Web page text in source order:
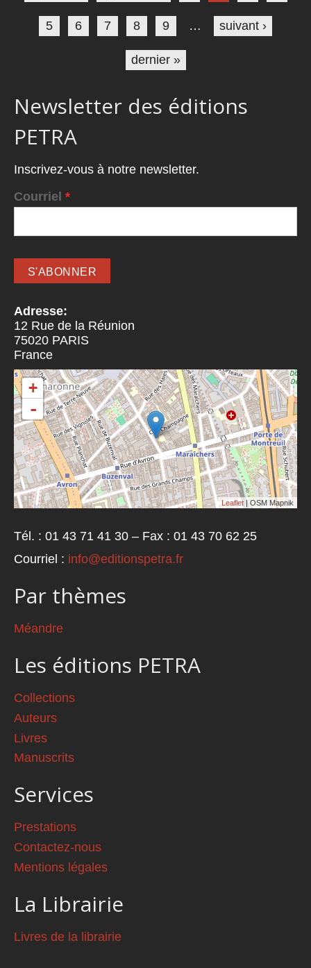
5 6 7 8 9 … suivant ›
dernier »
Newsletter des éditions
PETRA
Inscrivez-vous à notre newsletter.
Courriel *
Adresse:
12 Rue de la Réunion
75020 PARIS
France
+
-
Leaflet | OSM Mapnik
Tél. : 01 43 71 41 30 – Fax : 01 43 70 62 25
Courriel : info@editionspetra.fr
Par thèmes
Méandre
Les éditions PETRA
Collections
Auteurs
Livres
Manuscrits
Services
Prestations
Contactez-nous
Mentions légales
La Librairie
Livres de la librairie